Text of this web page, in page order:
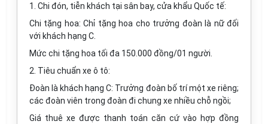
1. Chi đón, tiễn khách tại sân bay, cửa khẩu Quốc tế:
Chi tặng hoa: Chỉ tặng hoa cho trưởng đoàn là nữ đối
với khách hạng C.
Mức chi tặng hoa tối đa 150.000 đồng/01 người.
2. Tiêu chuẩn xe ô tô:
Đoàn là khách hạng C: Trưởng đoàn bố trí một xe riêng;
các đoàn viên trong đoàn đi chung xe nhiều chỗ ngồi;
Giá thuê xe được thanh toán căn cứ vào hợp đồng